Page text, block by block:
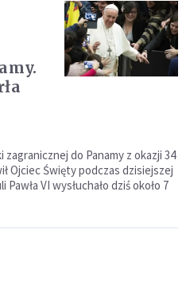
do Panamy z okazji 34
Ojciec Święty podczas dzisiejszej
VI wysłuchało dziś około 7